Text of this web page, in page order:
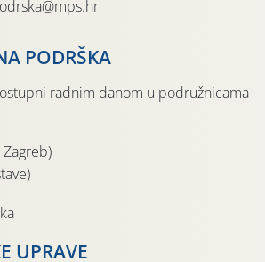
PODRŠKA
radnim danom u podružnicama
UPRAVE